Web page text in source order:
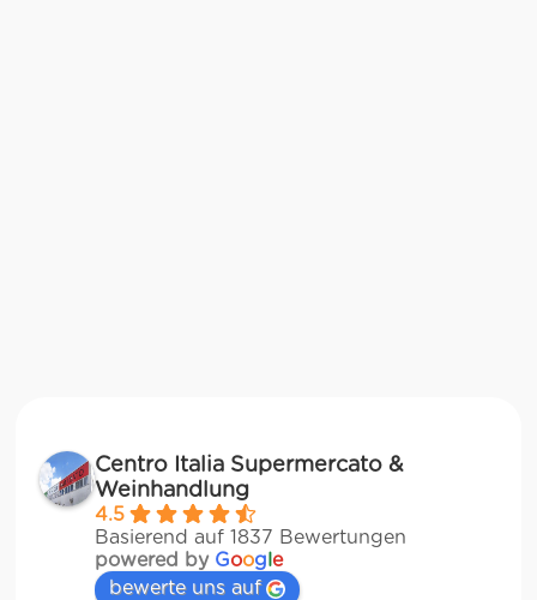
Centro Italia Supermercato &
Weinhandlung
4.5
Basierend auf 1837 Bewertungen
powered by Google
bewerte uns auf